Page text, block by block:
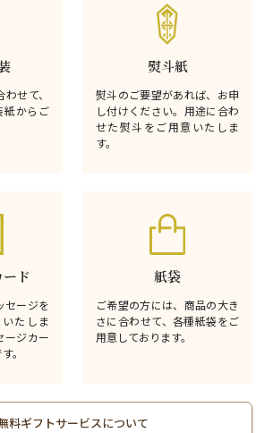
せて、
紙からご
熨斗紙
熨斗のご要望があれば、お申
し付けください。用途に合わ
せた熨斗をご用意いたしま
す。
ド
セージを
たしま
ージカー
。
紙袋
ご希望の方には、商品の大き
さに合わせて、各種紙袋をご
用意しております。
料ギフトサービスについて